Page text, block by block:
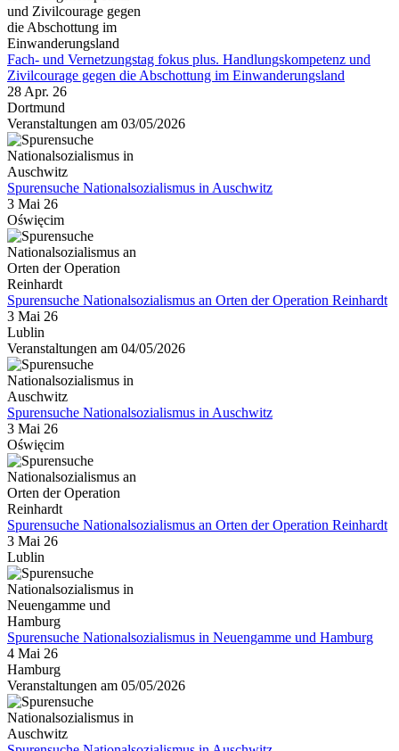
Fach- und Vernetzungstag fokus plus. Handlungskompetenz und
Zivilcourage gegen die Abschottung im Einwanderungsland
28 Apr. 26
Dortmund
Veranstaltungen am 03/05/2026
Spurensuche Nationalsozialismus in Auschwitz
3 Mai 26
Oświęcim
Spurensuche Nationalsozialismus an Orten der Operation Reinhardt
3 Mai 26
Lublin
Veranstaltungen am 04/05/2026
Spurensuche Nationalsozialismus in Auschwitz
3 Mai 26
Oświęcim
Spurensuche Nationalsozialismus an Orten der Operation Reinhardt
3 Mai 26
Lublin
Spurensuche Nationalsozialismus in Neuengamme und Hamburg
4 Mai 26
Hamburg
Veranstaltungen am 05/05/2026